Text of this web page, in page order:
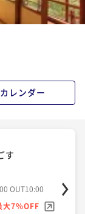
レンダー
す
OUT10:00
大7％OFF